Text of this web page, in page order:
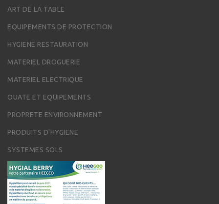
ART DE LA TABLE
EQUIPEMENTS DE PROTECTION
HYGIENE RESTAURATION
MATERIEL DROGUERIE
MATERIEL ELECTRIQUE
OUATE ET EQUIPEMENTS
PROPRETE ENVIRONNEMENT
PRODUITS D'HYGIENE
SYSTEMES SOLS